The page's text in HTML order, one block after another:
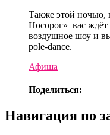
Также этой ночью,
Носорог» вас ждёт
воздушное шоу и
pole-dance.
Афиша
Поделиться:
Навигация по